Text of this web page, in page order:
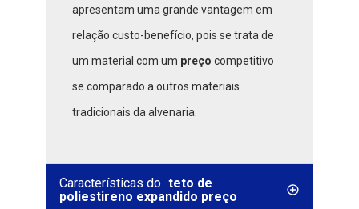
apresentam uma grande vantagem em
relação custo-benefício, pois se trata de
um material com um preçocompetitivo
se comparado a outros materiais
tradicionais da alvenaria.
Características do teto de
poliestireno expandido preço